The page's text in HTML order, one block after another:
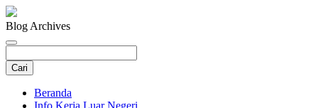
Blog Archives
Beranda
Info Kerja Luar Negeri